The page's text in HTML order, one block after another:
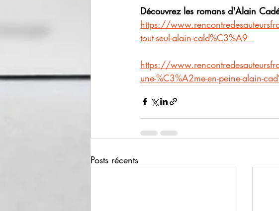
Découvrez les romans d'Alain
https://
tout-seul-alain-cald%C3%A9
https://
une-%C3%A2me-en-peine-alain-
Posts récents